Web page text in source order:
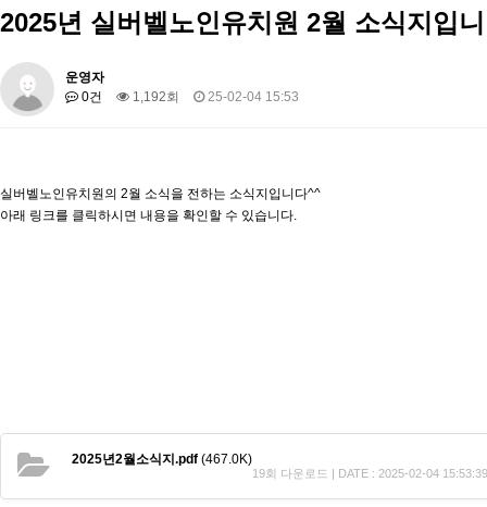
2025년 실버벨노인유치원 2월 소식지입
운영자
0건
1,192회 25-02-04 15:53
실버벨노인유치원의 2월 소식을 전하는 소식지입니다^^
아래 링크를 클릭하시면 내용을 확인할 수 있습니다.
2025년2월소식지.pdf (467.0K)
19회 다운로드 | DATE : 2025-02-04 15:53:39